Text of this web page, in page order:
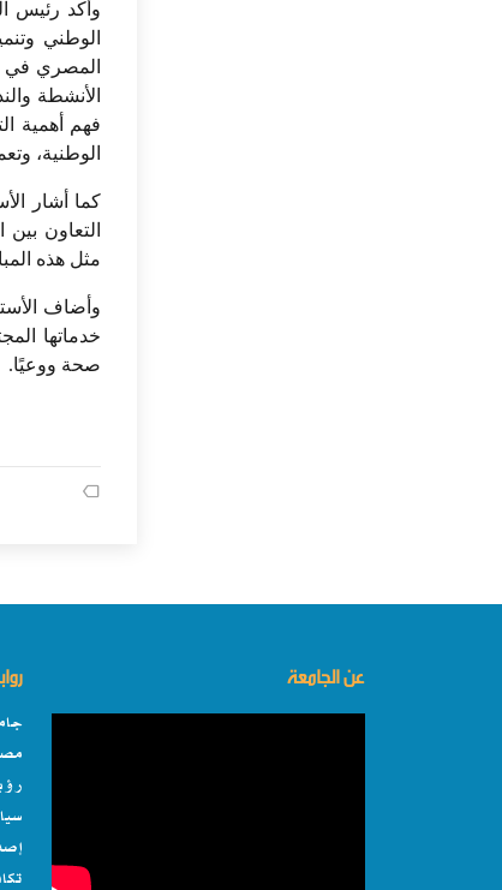
وأكد رئيس
الوطني
الأنشطة
فهم أهمية
الوطنية،
كما أشار
التعاون
مثل هذه
وأضاف
خدماتها
صحة ووعيًا.
عن الجامعة